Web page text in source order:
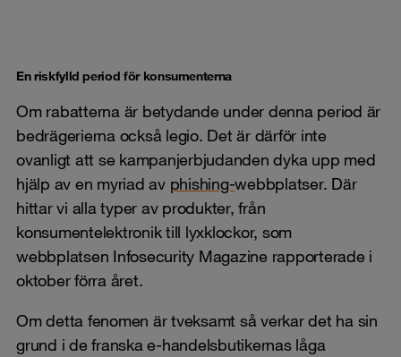
En riskfylld period för konsumenterna
Om rabatterna är betydande under denna period är
bedrägerierna också legio. Det är därför inte
ovanligt att se kampanjerbjudanden dyka upp med
hjälp av en myriad av phishing-webbplatser. Där
hittar vi alla typer av produkter, från
konsumentelektronik till lyxklockor, som
webbplatsen Infosecurity Magazine rapporterade i
oktober förra året.
Om detta fenomen är tveksamt så verkar det ha sin
grund i de franska e-handelsbutikernas låga